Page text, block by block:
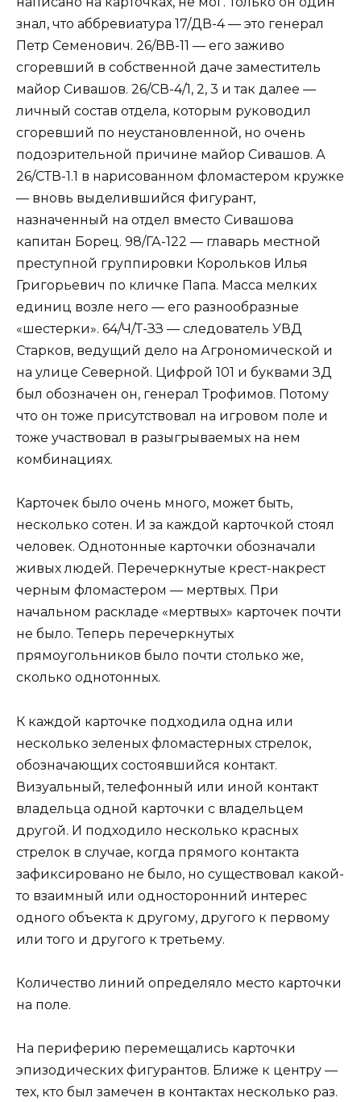
знал, что аббревиатура 17/ДВ-4 — это генерал
Петр Семенович. 26/ВВ-11 — его заживо
сгоревший в собственной даче заместитель
майор Сивашов. 26/СВ-4/1, 2, 3 и так далее —
личный состав отдела, которым руководил
сгоревший по неустановленной, но очень
подозрительной причине майор Сивашов. А
26/СТВ-1.1 в нарисованном фломастером кружке
— вновь выделившийся фигурант,
назначенный на отдел вместо Сивашова
капитан Борец. 98/ГА-122 — главарь местной
преступной группировки Корольков Илья
Григорьевич по кличке Папа. Масса мелких
единиц возле него — его разнообразные
«шестерки». 64/Ч/Т-ЗЗ — следователь УВД
Старков, ведущий дело на Агрономической и
на улице Северной. Цифрой 101 и буквами ЗД
был обозначен он, генерал Трофимов. Потому
что он тоже присутствовал на игровом поле и
тоже участвовал в разыгрываемых на нем
комбинациях.
Карточек было очень много, может быть,
несколько сотен. И за каждой карточкой стоял
человек. Однотонные карточки обозначали
живых людей. Перечеркнутые крест-накрест
черным фломастером — мертвых. При
начальном раскладе «мертвых» карточек почти
не было. Теперь перечеркнутых
прямоугольников было почти столько же,
сколько однотонных.
К каждой карточке подходила одна или
несколько зеленых фломастерных стрелок,
обозначающих состоявшийся контакт.
Визуальный, телефонный или иной контакт
владельца одной карточки с владельцем
другой. И подходило несколько красных
стрелок в случае, когда прямого контакта
зафиксировано не было, но существовал какой-
то взаимный или односторонний интерес
одного объекта к другому, другого к первому
или того и другого к третьему.
Количество линий определяло место карточки
на поле.
На периферию перемещались карточки
эпизодических фигурантов. Ближе к центру —
тех, кто был замечен в контактах несколько раз.